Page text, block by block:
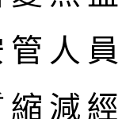
管人
縮減